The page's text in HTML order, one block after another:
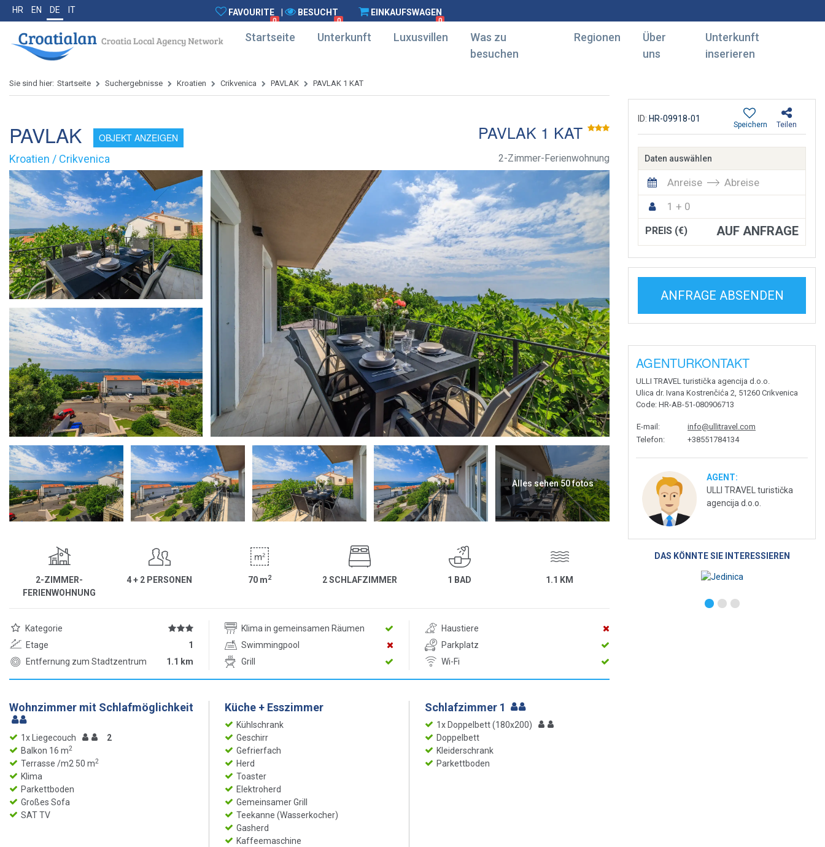
HR EN DE IT FAVOURITE
0
BESUCHT
0
EINKAUFSWAGEN
0
Startseite Unterkunft Luxusvillen
Was zu
besuchen
Regionen
Über
uns
Unterkunft
inserieren
Sie sind hier: Startseite Suchergebnisse Kroatien Crikvenica PAVLAK PAVLAK 1 KAT
PAVLAK OBJEKT ANZEIGEN PAVLAK 1 KAT
Kroatien / Crikvenica 2-Zimmer-Ferienwohnung
Alles sehen 50 fotos
2-ZIMMER-
FERIENWOHNUNG
4 + 2 PERSONEN 70 m2 2 SCHLAFZIMMER 1 BAD 1.1 KM
Kategorie Klima in gemeinsamen Räumen
Haustiere
Etage
1 Swimmingpool
Parkplatz
Entfernung zum Stadtzentrum
1.1 km Grill Wi-Fi
Wohnzimmer mit Schlafmöglichkeit
1x Liegecouch
2
Balkon 16 m2
Terrasse /m2 50 m2
Klima
Parkettboden
Großes Sofa
SAT TV
Küche + Esszimmer
Kühlschrank
Geschirr
Gefrierfach
Herd
Toaster
Elektroherd
Gemeinsamer Grill
Teekanne (Wasserkocher)
Gasherd
Kaffeemaschine
Schlafzimmer 1
1x Doppelbett (180x200)
Doppelbett
Kleiderschrank
Parkettboden
ID: HR-09918-01
Teilen
Speichern
Daten auswählen
Anreise
Abreise
1 + 0
PREIS (€) AUF ANFRAGE
ANFRAGE ABSENDEN
AGENTURKONTAKT
ULLI TRAVEL turistička agencija d.o.o.
Ulica dr. Ivana Kostrenčića 2, 51260 Crikvenica
Code: HR-AB-51-080906713
E-mail :
info@ullitravel.com
Telefon: +38551784134
AGENT:
ULLI TRAVEL turistička
agencija d.o.o.
DAS KÖNNTE SIE INTERESSIEREN